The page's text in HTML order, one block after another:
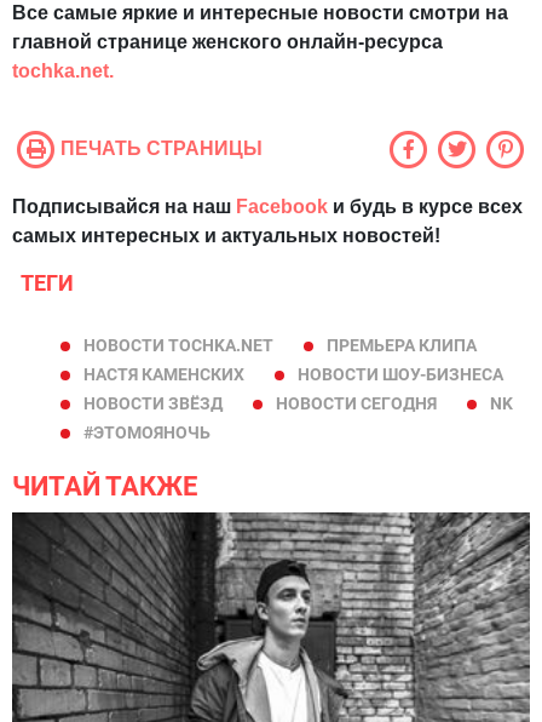
Все самые яркие и интересные новости смотри на
главной странице женского онлайн-ресурса
tochka.net.
ПЕЧАТЬ СТРАНИЦЫ
Подписывайся на наш Facebook и будь в курсе всех
самых интересных и актуальных новостей!
ТЕГИ
НОВОСТИ TOCHKA.NET
ПРЕМЬЕРА КЛИПА
НАСТЯ КАМЕНСКИХ
НОВОСТИ ШОУ-БИЗНЕСА
НОВОСТИ ЗВЁЗД
НОВОСТИ СЕГОДНЯ
NK
#ЭТОМОЯНОЧЬ
ЧИТАЙ ТАКЖЕ